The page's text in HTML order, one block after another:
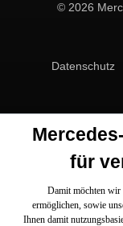
© 2026
Datenschutz
für
Damit möchten wir
ermöglichen, sowie
Ihnen damit